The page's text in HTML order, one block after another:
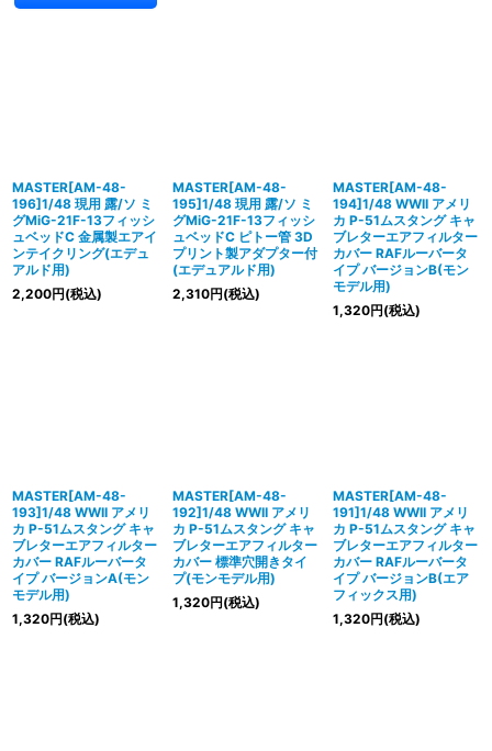
MASTER[AM-48-
196]1/48 現用 露/ソ ミ
グMiG-21F-13フィッシ
ュベッドC 金属製エアイ
ンテイクリング(エデュ
アルド用)
2,200円(税込)
MASTER[AM-48-
195]1/48 現用 露/ソ ミ
グMiG-21F-13フィッシ
ュベッドC ピトー管 3D
プリント製アダプター付
(エデュアルド用)
2,310円(税込)
MASTER[AM-48-
194]1/48 WWII アメリ
カ P-51ムスタング キャ
ブレターエアフィルター
カバー RAFルーバータ
イプ バージョンB(モン
モデル用)
1,320円(税込)
MASTER[AM-48-
193]1/48 WWII アメリ
カ P-51ムスタング キャ
ブレターエアフィルター
カバー RAFルーバータ
イプ バージョンA(モン
モデル用)
1,320円(税込)
MASTER[AM-48-
192]1/48 WWII アメリ
カ P-51ムスタング キャ
ブレターエアフィルター
カバー 標準穴開きタイ
プ(モンモデル用)
1,320円(税込)
MASTER[AM-48-
191]1/48 WWII アメリ
カ P-51ムスタング キャ
ブレターエアフィルター
カバー RAFルーバータ
イプ バージョンB(エア
フィックス用)
1,320円(税込)